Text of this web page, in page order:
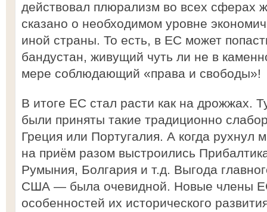
действовал плюрализм во всех сферах
сказано о необходимом уровне
иной страны. То есть, в ЕС может
бандустан, живущий чуть ли не в
мере соблюдающий «права и свободы»!
В итоге ЕС стал расти как на дрожжах.
были приняты такие традиционно
Греция или Португалия. А когда рухнул
на приём разом выстроились
Румыния, Болгария и т.д. Выгода
США — была очевидной. Новые члены
особенностей их исторического